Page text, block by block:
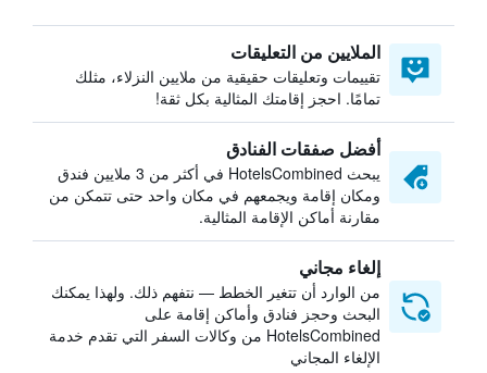
الملايين من التعليقات
تقييمات وتعليقات حقيقية من ملايين النزلاء، مثلك
تمامًا. احجز إقامتك المثالية بكل ثقة!
أفضل صفقات الفنادق
يبحث HotelsCombined في أكثر من 3 ملايين فندق
ومكان إقامة ويجمعهم في مكان واحد حتى تتمكن من
مقارنة أماكن الإقامة المثالية.
إلغاء مجاني
من الوارد أن تتغير الخطط — نتفهم ذلك. ولهذا يمكنك
البحث وحجز فنادق وأماكن إقامة على
HotelsCombined من وكالات السفر التي تقدم خدمة
الإلغاء المجاني